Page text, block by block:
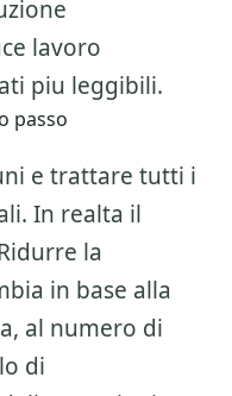
lavoro
piu leggibili.
passo
e trattare tutti i
In realta il
la
in base alla
al numero di
di